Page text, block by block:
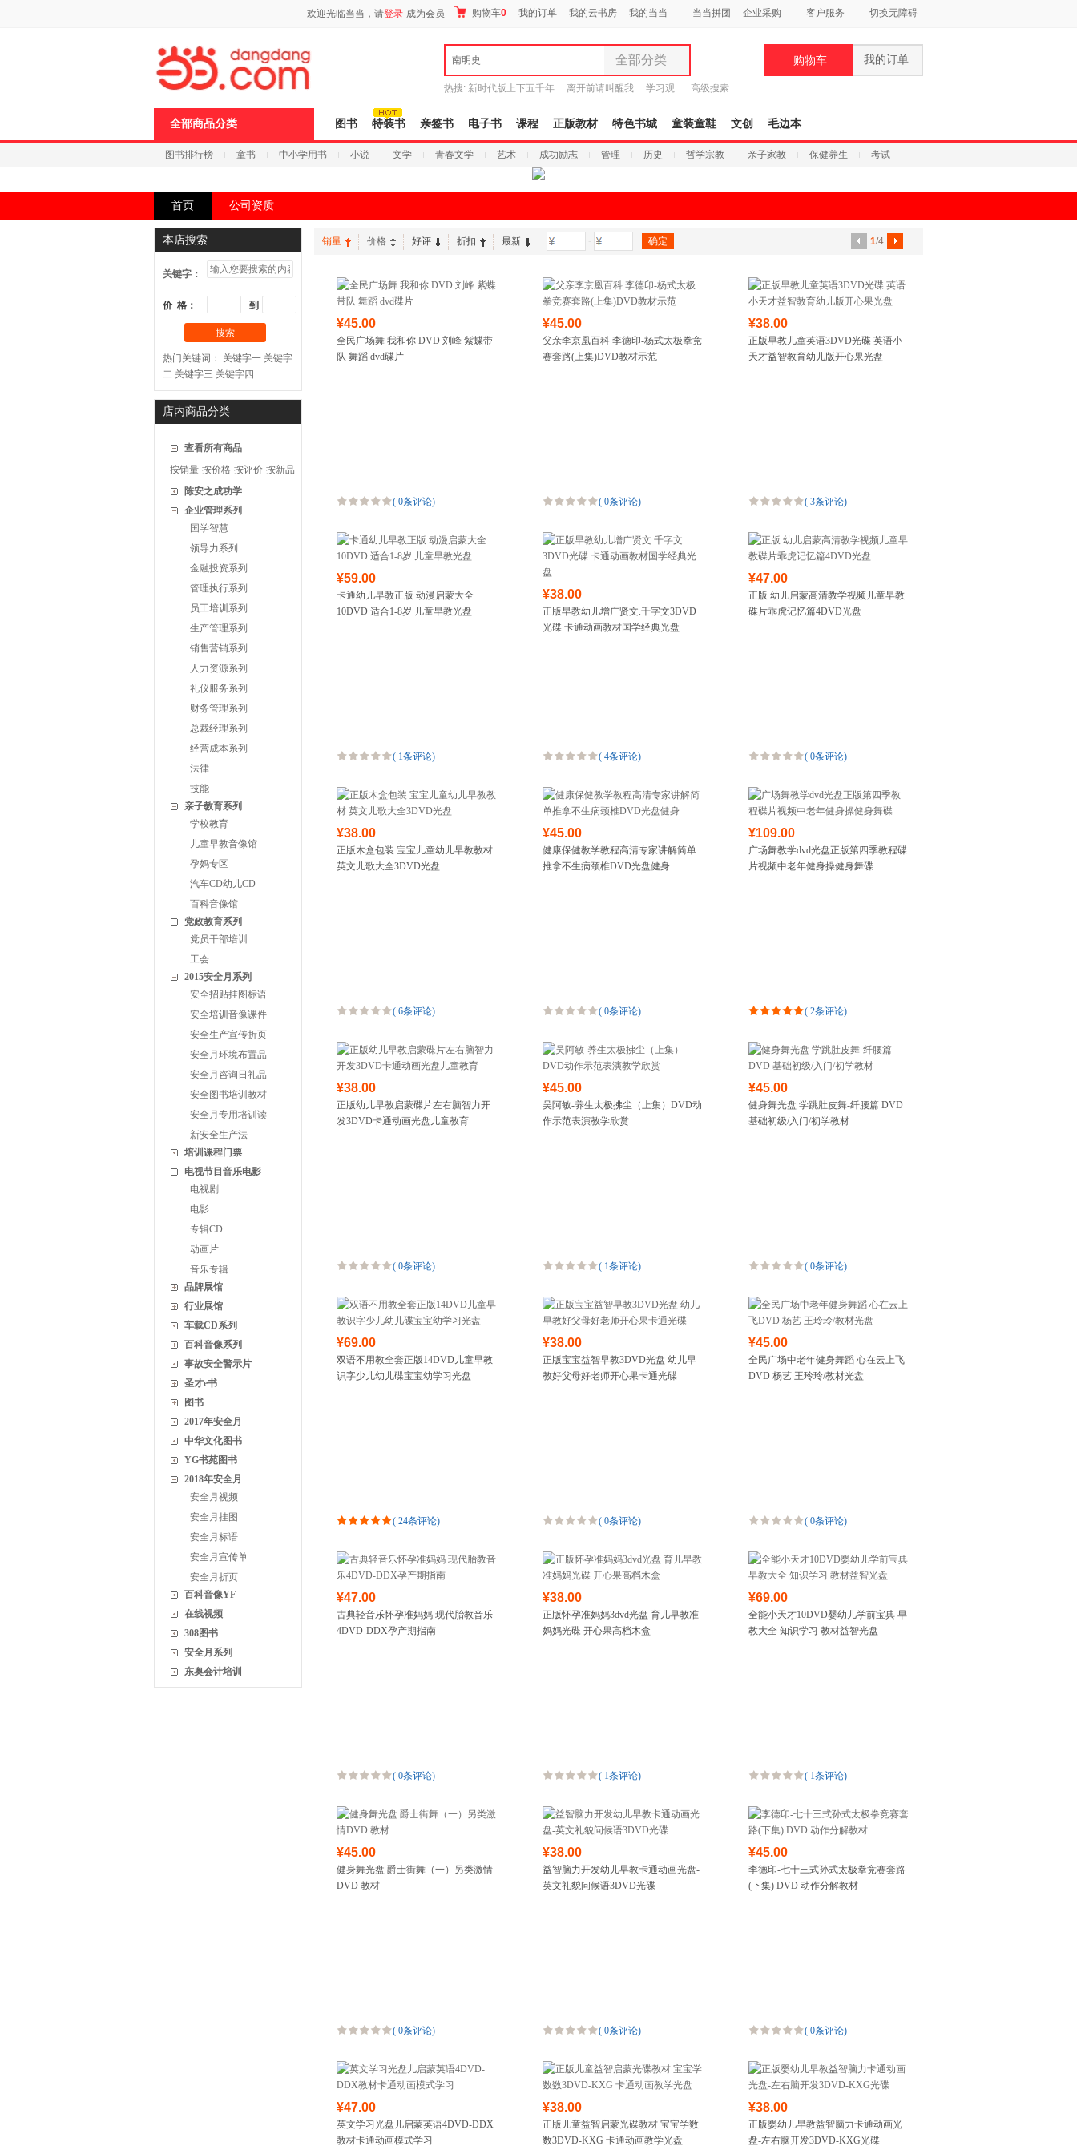
欢迎光临当当，请登录 成为会员 购物车0 我的订单 我的云书房 我的当当 当当拼团 企业采购 客户服务 切换无障碍
南明史 全部分类
全部分类
图书
电子书
音像
母婴用品
家居日用
服装
鞋
电脑办公
家用电器
热搜: 新时代版上下五千年 离开前请叫醒我
学习观
高级搜索
购物车 我的订单
全部商品分类 图书 特装书 亲签书 电子书 课程 正版教材 特色书城 童装童鞋 文创 毛边本
图书排行榜 童书 中小学用书 小说 文学 青春文学 艺术 成功励志 管理 历史 哲学宗教 亲子家教 保健养生 考试
首页 公司资质
本店搜索
关键字：
价 格： 到
搜索
热门关键词： 关键字一 关键字
二 关键字三 关键字四
店内商品分类
查看所有商品
按销量 按价格 按评价 按新品
陈安之成功学
企业管理系列
国学智慧
领导力系列
金融投资系列
管理执行系列
员工培训系列
生产管理系列
销售营销系列
人力资源系列
礼仪服务系列
财务管理系列
总裁经理系列
经营成本系列
法律
技能
亲子教育系列
学校教育
儿童早教音像馆
孕妈专区
汽车CD幼儿CD
百科音像馆
党政教育系列
党员干部培训
工会
2015安全月系列
安全招贴挂图标语
安全培训音像课件
安全生产宣传折页
安全月环境布置品
安全月咨询日礼品
安全图书培训教材
安全月专用培训读
新安全生产法
培训课程门票
电视节目音乐电影
电视剧
电影
专辑CD
动画片
音乐专辑
品牌展馆
行业展馆
车载CD系列
百科音像系列
事故安全警示片
圣才e书
图书
2017年安全月
中华文化图书
YG书苑图书
2018年安全月
安全月视频
安全月挂图
安全月标语
安全月宣传单
安全月折页
百科音像YF
在线视频
308图书
安全月系列
东奥会计培训
销量 价格 好评 折扣 最新 1/4
¥45.00
全民广场舞 我和你 DVD 刘峰 紫蝶带
队 舞蹈 dvd碟片
( 0条评论)
¥45.00
父亲李京凰百科 李德印-杨式太极拳竞
赛套路(上集)DVD教材示范
( 0条评论)
¥38.00
正版早教儿童英语3DVD光碟 英语小
天才益智教育幼儿版开心果光盘
( 3条评论)
¥59.00
卡通幼儿早教正版 动漫启蒙大全
10DVD 适合1-8岁 儿童早教光盘
( 1条评论)
¥38.00
正版早教幼儿增广贤文.千字文3DVD
光碟 卡通动画教材国学经典光盘
( 4条评论)
¥47.00
正版 幼儿启蒙高清教学视频儿童早教
碟片乖虎记忆篇4DVD光盘
( 0条评论)
¥38.00
正版木盒包装 宝宝儿童幼儿早教教材
英文儿歌大全3DVD光盘
( 6条评论)
¥45.00
健康保健教学教程高清专家讲解简单
推拿不生病颈椎DVD光盘健身
( 0条评论)
¥109.00
广场舞教学dvd光盘正版第四季教程碟
片视频中老年健身操健身舞碟
( 2条评论)
¥38.00
正版幼儿早教启蒙碟片左右脑智力开
发3DVD卡通动画光盘儿童教育
( 0条评论)
¥45.00
吴阿敏-养生太极拂尘（上集）DVD动
作示范表演教学欣赏
( 1条评论)
¥45.00
健身舞光盘 学跳肚皮舞-纤腰篇 DVD
基础初级/入门/初学教材
( 0条评论)
¥69.00
双语不用教全套正版14DVD儿童早教
识字少儿幼儿碟宝宝幼学习光盘
( 24条评论)
¥38.00
正版宝宝益智早教3DVD光盘 幼儿早
教好父母好老师开心果卡通光碟
( 0条评论)
¥45.00
全民广场中老年健身舞蹈 心在云上飞
DVD 杨艺 王玲玲/教材光盘
( 0条评论)
¥47.00
古典轻音乐怀孕准妈妈 现代胎教音乐
4DVD-DDX孕产期指南
( 0条评论)
¥38.00
正版怀孕准妈妈3dvd光盘 育儿早教准
妈妈光碟 开心果高档木盒
( 1条评论)
¥69.00
全能小天才10DVD婴幼儿学前宝典 早
教大全 知识学习 教材益智光盘
( 1条评论)
¥45.00
健身舞光盘 爵士街舞（一）另类激情
DVD 教材
( 0条评论)
¥38.00
益智脑力开发幼儿早教卡通动画光盘-
英文礼貌问候语3DVD光碟
( 0条评论)
¥45.00
李德印-七十三式孙式太极拳竞赛套路
(下集) DVD 动作分解教材
( 0条评论)
¥47.00
英文学习光盘儿启蒙英语4DVD-DDX
教材卡通动画模式学习
¥38.00
正版儿童益智启蒙光碟教材 宝宝学数
数3DVD-KXG 卡通动画教学光盘
¥38.00
正版婴幼儿早教益智脑力卡通动画光
盘-左右脑开发3DVD-KXG光碟
页
浪